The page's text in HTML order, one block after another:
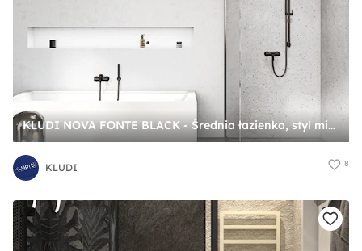
KLUDI NOVA FONTE BLACK - Średnia łazienka, styl minimalistyczny - zdjęcie od KLUDI
KLUDI 8